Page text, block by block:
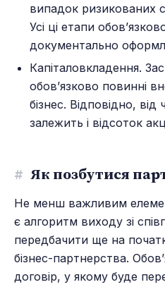
випадок ризикованих
Усі ці етапи
документально
Капіталовкладення.
обов’язково повинні
бізнес. Відповідно,
залежить і відсоток
# Як позбутися
Не менш важливим
є алгоритм виходу зі
передбачити ще на
бізнес-партнерства.
договір, у якому буде